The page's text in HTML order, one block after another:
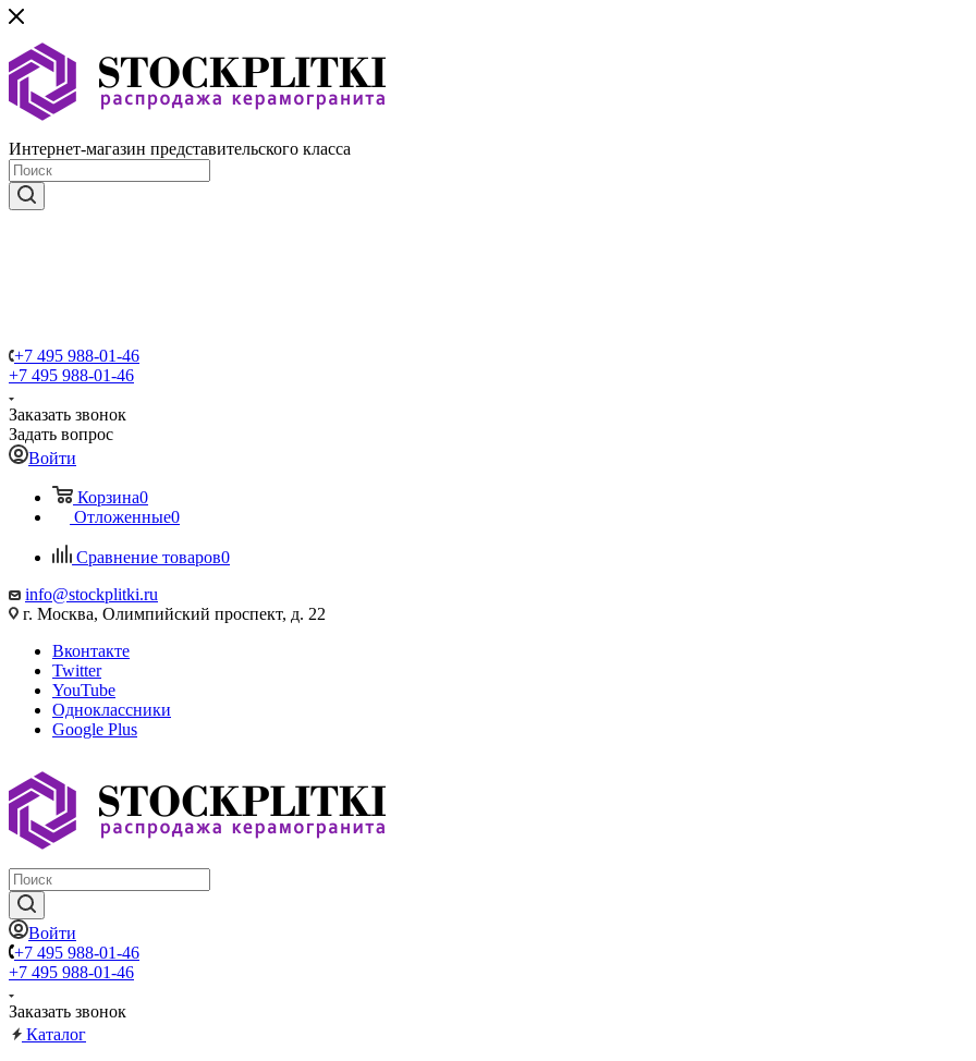
Интернет-магазин представительского класса
+7 495 988-01-46
+7 495 988-01-46
Заказать звонок
Задать вопрос
Войти
Корзина0
Отложенные0
Сравнение товаров0
info@stockplitki.ru
г. Москва, Олимпийский проспект, д. 22
Вконтакте
Twitter
YouTube
Одноклассники
Google Plus
Войти
+7 495 988-01-46
+7 495 988-01-46
Заказать звонок
Каталог